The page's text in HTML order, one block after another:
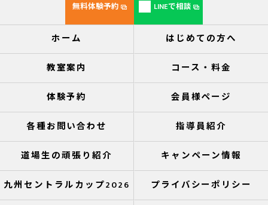
無料体験予約 LINEで相談
ホーム はじめての方へ
教室案内 コース・料金
体験予約 会員様ページ
各種お問い合わせ 指導員紹介
道場生の頑張り紹介 キャンペーン情報
九州セントラルカップ2026 プライバシーポリシー